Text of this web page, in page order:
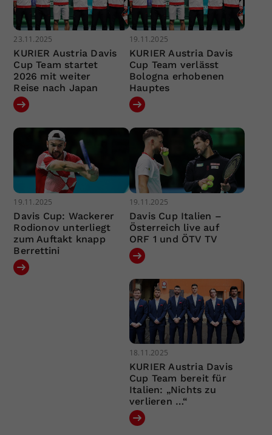
23.11.2025
KURIER Austria Davis
Cup Team startet
2026 mit weiter
Reise nach Japan
19.11.2025
KURIER Austria Davis
Cup Team verlässt
Bologna erhobenen
Hauptes
19.11.2025
Davis Cup: Wackerer
Rodionov unterliegt
zum Auftakt knapp
Berrettini
19.11.2025
Davis Cup Italien –
Österreich live auf
ORF 1 und ÖTV TV
18.11.2025
KURIER Austria Davis
Cup Team bereit für
Italien: „Nichts zu
verlieren …“